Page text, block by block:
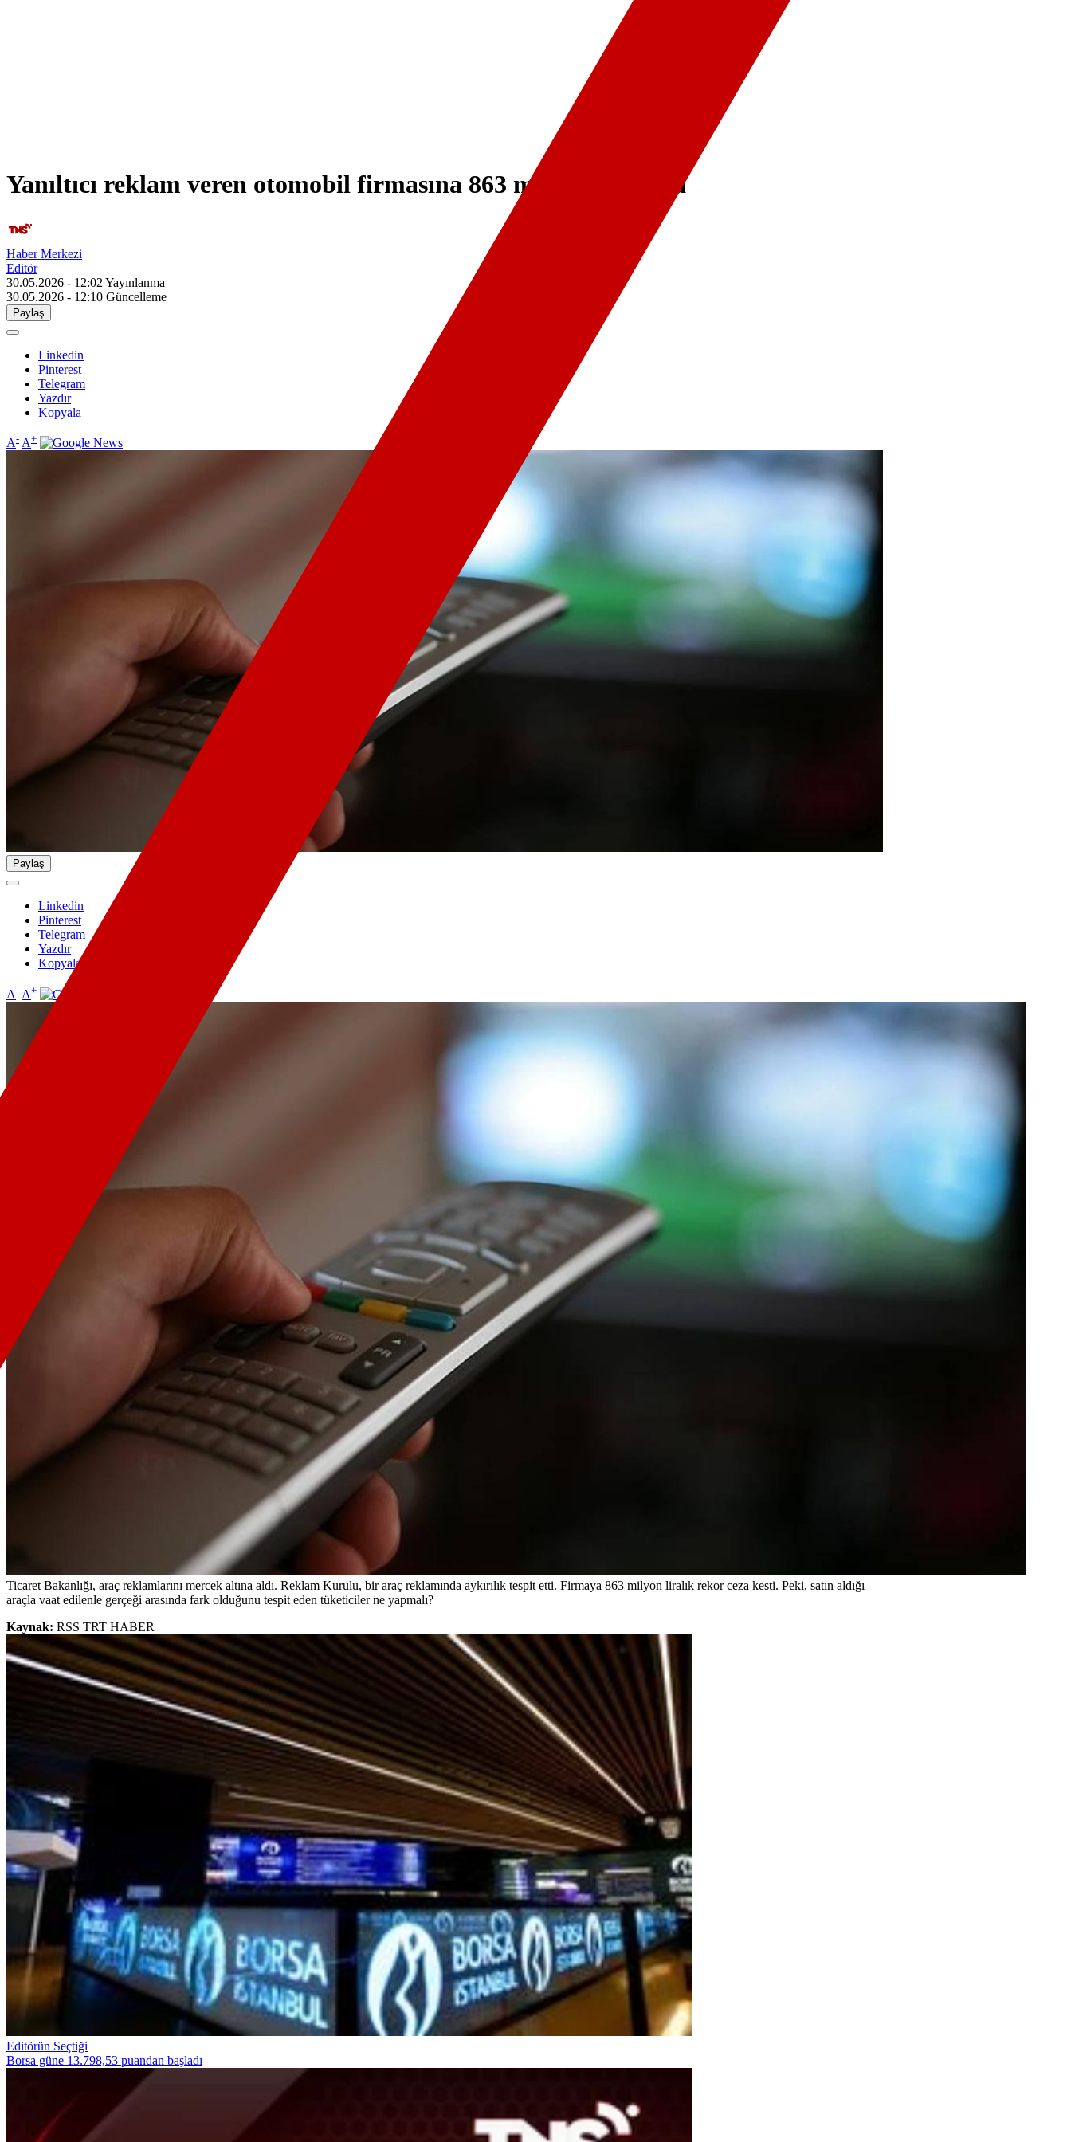
Yanıltıcı reklam veren otomobil firmasına 863 milyon lira ceza
Haber Merkezi
Editör
30.05.2026 - 12:02 Yayınlanma
30.05.2026 - 12:10 Güncelleme
Paylaş
Linkedin
Pinterest
Telegram
Yazdır
Kopyala
A- A+
Paylaş
Linkedin
Pinterest
Telegram
Yazdır
Kopyala
A- A+
Ticaret Bakanlığı, araç reklamlarını mercek altına aldı. Reklam Kurulu, bir araç reklamında aykırılık tespit etti. Firmaya 863 milyon liralık rekor ceza kesti. Peki, satın aldığı
araçla vaat edilenle gerçeği arasında fark olduğunu tespit eden tüketiciler ne yapmalı?
Kaynak: RSS TRT HABER
Editörün Seçtiği
Borsa güne 13.798,53 puandan başladı